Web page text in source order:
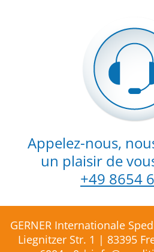
Appelez-nous,
un plaisir de
+49 8654
GERNER Internationale
Liegnitzer Str. 1 | 83395